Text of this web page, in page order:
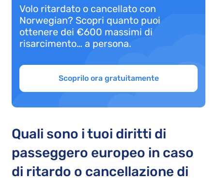
Volo ritardato o cancellato con
Norwegian? Scopri quanto puoi
ottenere dei €600 massimi di
risarcimento… a persona.
Scoprilo ora gratuitamente
Quali sono i tuoi diritti di
passeggero europeo in caso
di ritardo o cancellazione di